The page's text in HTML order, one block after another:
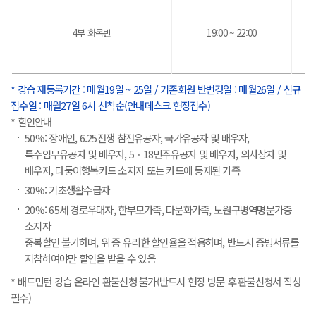
4부 화목반 19:00 ~ 22:00
* 강습 재등록기간 : 매월19일 ~ 25일 / 기존회원 반변경일 : 매월26일 / 신규
접수일 : 매월27일 6시 선착순(안내데스크 현장접수)
* 할인안내
50%: 장애인, 6.25전쟁 참전유공자, 국가유공자 및 배우자,
특수임무유공자 및 배우자, 5ㆍ18민주유공자 및 배우자, 의사상자 및
배우자, 다둥이행복카드 소지자 또는 카드에 등재된 가족
30%: 기초생활수급자
20%: 65세 경로우대자, 한부모가족, 다문화가족, 노원구병역명문가증
소지자
중복할인 불가하며, 위 중 유리한 할인율을 적용하며, 반드시 증빙서류를
지참하여야만 할인을 받을 수 있음
* 배드민턴 강습 온라인 환불신청 불가(반드시 현장 방문 후 환불신청서 작성
필수)